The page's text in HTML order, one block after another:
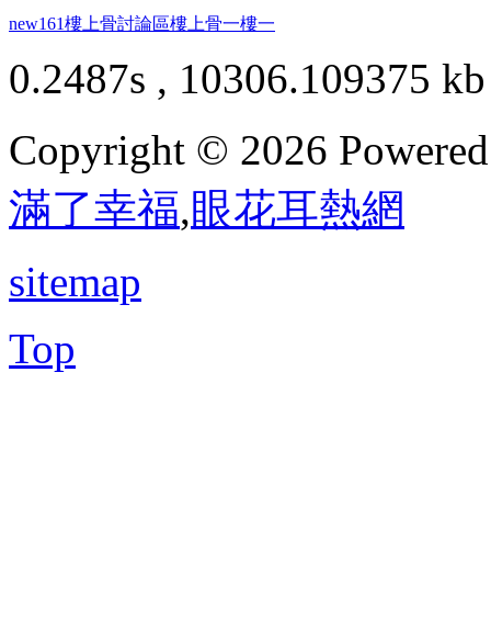
new161樓上骨討論區樓上骨一樓一
0.2487s , 10306.109375 kb
Copyright © 2026
滿了幸福,眼花耳熱網
sitemap
Top